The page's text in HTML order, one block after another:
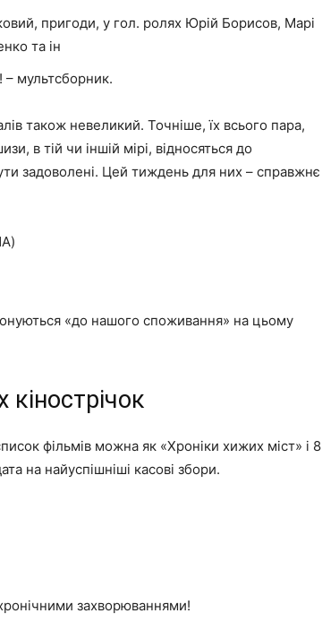
пригоди, у гол. ролях Юрій Борисов, Марі
та ін
– мультсборник.
також невеликий. Точніше, їх всього пара,
в тій чи іншій мірі, відносяться до
задоволені. Цей тиждень для них – справжнє
«до нашого споживання» на цьому
кінострічок
фільмів можна як «Хроніки хижих міст» і 8
на найуспішніші касові збори.
захворюваннями!